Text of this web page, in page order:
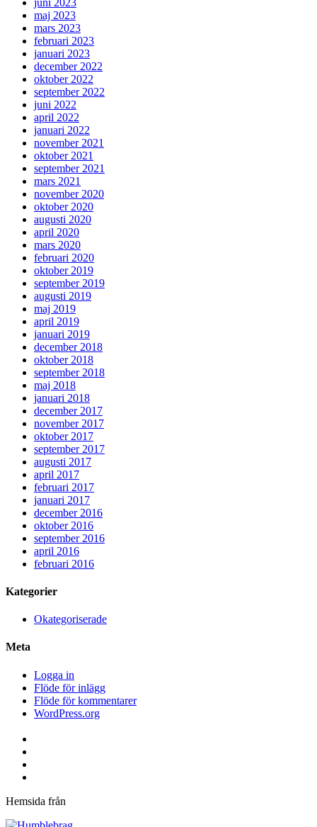
maj 2023
mars 2023
februari 2023
januari 2023
december 2022
oktober 2022
september 2022
juni 2022
april 2022
januari 2022
november 2021
oktober 2021
september 2021
mars 2021
november 2020
oktober 2020
augusti 2020
april 2020
mars 2020
februari 2020
oktober 2019
september 2019
augusti 2019
maj 2019
april 2019
januari 2019
december 2018
oktober 2018
september 2018
maj 2018
januari 2018
december 2017
november 2017
oktober 2017
september 2017
augusti 2017
april 2017
februari 2017
januari 2017
december 2016
oktober 2016
september 2016
april 2016
februari 2016
Kategorier
Okategoriserade
Meta
Logga in
Flöde för inlägg
Flöde för kommentarer
WordPress.org
Hemsida från